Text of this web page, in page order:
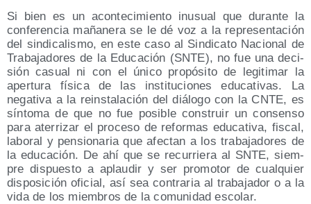
Si bien es un acon­te­ci­mien­to inusual que duran­te la
con­fe­ren­cia maña­ne­ra se le dé voz a la repre­sen­ta­ción
del sin­di­ca­lis­mo, en este caso al Sin­di­ca­to Nacio­nal de
Tra­ba­ja­do­res de la Edu­ca­ción (SNTE), no fue una deci­
sión casual ni con el úni­co pro­pó­si­to de legi­ti­mar la
aper­tu­ra físi­ca de las ins­ti­tu­cio­nes edu­ca­ti­vas. La
nega­ti­va a la reins­ta­la­ción del diá­lo­go con la CNTE, es
sín­to­ma de que no fue posi­ble cons­truir un con­sen­so
para ate­rri­zar el pro­ce­so de refor­mas edu­ca­ti­va, fis­cal,
labo­ral y pen­sio­na­ria que afec­tan a los tra­ba­ja­do­res de
la edu­ca­ción. De ahí que se recu­rrie­ra al SNTE, siem­
pre dis­pues­to a aplau­dir y ser pro­mo­tor de cual­quier
dis­po­si­ción ofi­cial, así sea con­tra­ria al tra­ba­ja­dor o a la
vida de los miem­bros de la comu­ni­dad escolar.